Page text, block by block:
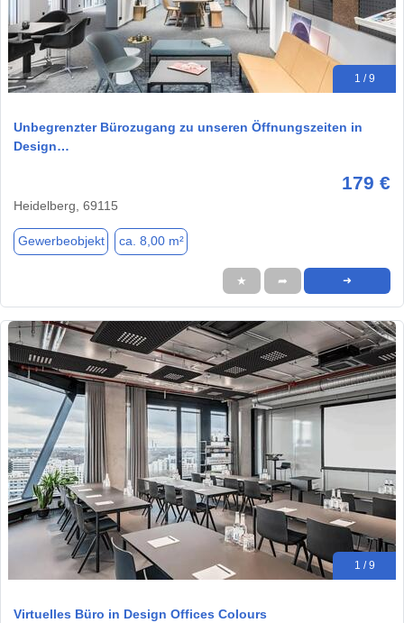
1 / 9
Unbegrenzter Bürozugang zu unseren Öffnungszeiten in
Design…
179 €
Heidelberg, 69115
Gewerbeobjekt ca. 8,00 m²
★ ➦ ➜
1 / 9
Virtuelles Büro in Design Offices Colours